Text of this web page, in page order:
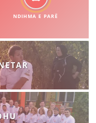
NDIHMA E PARË